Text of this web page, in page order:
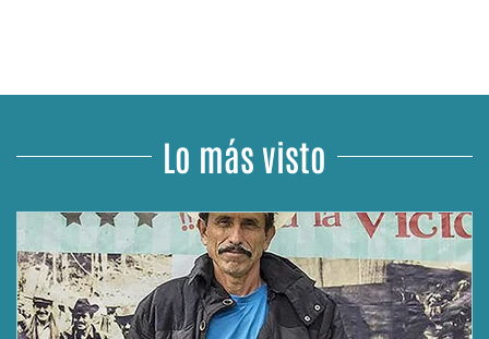
Lo más visto